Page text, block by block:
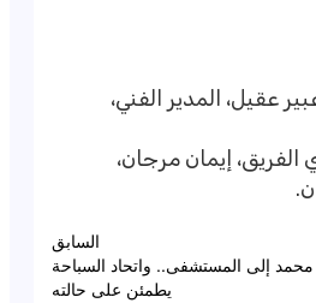
عقيل، المدير الفني،
إيمان مرجان،
السابق
إلى المستشفى.. واتحاد السباحة
يطمئن على حالته